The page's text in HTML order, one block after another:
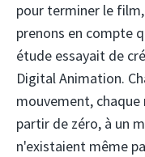
pour terminer le
prenons en compte
étude essayait de
Digital Animation.
mouvement,
partir de zéro, à un
n'existaient même